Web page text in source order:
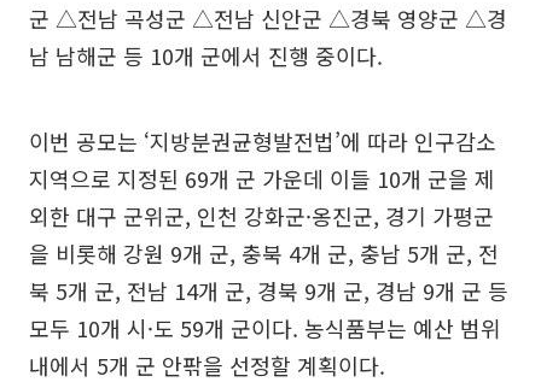
군 △전남 곡성군 △전남 신안군 △경북 영양군 △경
남 남해군 등 10개 군에서 진행 중이다.
이번 공모는 ‘지방분권균형발전법’에 따라 인구감소
지역으로 지정된 69개 군 가운데 이들 10개 군을 제
외한 대구 군위군, 인천 강화군·옹진군, 경기 가평군
을 비롯해 강원 9개 군, 충북 4개 군, 충남 5개 군, 전
북 5개 군, 전남 14개 군, 경북 9개 군, 경남 9개 군 등
모두 10개 시·도 59개 군이다. 농식품부는 예산 범위
내에서 5개 군 안팎을 선정할 계획이다.